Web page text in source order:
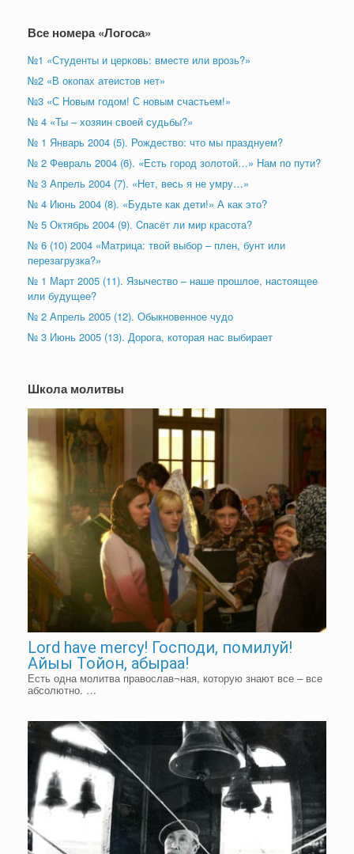
Все номера «Логоса»
№1 «Студенты и церковь: вместе или врозь?»
№2 «В окопах атеистов нет»
№3 «С Новым годом! С новым счастьем!»
№ 4 «Ты – хозяин своей судьбы?»
№ 1 Январь 2004 (5). Рождество: что мы празднуем?
№ 2 Февраль 2004 (6). «Есть город золотой…» Нам по пути?
№ 3 Апрель 2004 (7). «Нет, весь я не умру…»
№ 4 Июнь 2004 (8). «Будьте как дети!» А как это?
№ 5 Октябрь 2004 (9). Cпасёт ли мир красота?
№ 6 (10) 2004 «Матрица: твой выбор – плен, бунт или
перезагрузка?»
№ 1 Март 2005 (11). Язычество – наше прошлое, настоящее
или будущее?
№ 2 Апрель 2005 (12). Обыкновенное чудо
№ 3 Июнь 2005 (13). Дорога, которая нас выбирает
Школа молитвы
Lord have mercy! Господи, помилуй!
Айыы Тойон, абыраа!
Есть одна молитва православ¬ная, которую знают все – все
абсолютно. …